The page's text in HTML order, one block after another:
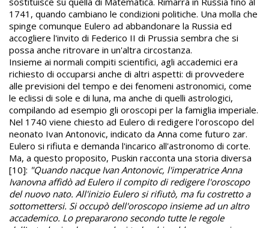
1741, quando cambiano le condizioni politiche. Una molla che
spinge comunque Eulero ad abbandonare la Russia ed
accogliere l'invito di Federico II di Prussia sembra che si
possa anche ritrovare in un'altra circostanza.
Insieme ai normali compiti scientifici, agli accademici era
richiesto di occuparsi anche di altri aspetti: di provvedere
alle previsioni del tempo e dei fenomeni astronomici, come
le eclissi di sole e di luna, ma anche di quelli astrologici,
compilando ad esempio gli oroscopi per la famiglia imperiale.
Nel 1740 viene chiesto ad Eulero di redigere l'oroscopo del
neonato Ivan Antonovic, indicato da Anna come futuro zar.
Eulero si rifiuta e demanda l'incarico all'astronomo di corte.
Ma, a questo proposito, Puskin racconta una storia diversa
[10]: "Quando nacque Ivan Antonovic, l'imperatrice Anna
Ivanovna affidò ad Eulero il compito di redigere l'oroscopo
del nuovo nato. All'inizio Eulero si rifiutò, ma fu costretto a
sottomettersi. Si occupò dell'oroscopo insieme ad un altro
accademico. Lo prepararono secondo tutte le regole